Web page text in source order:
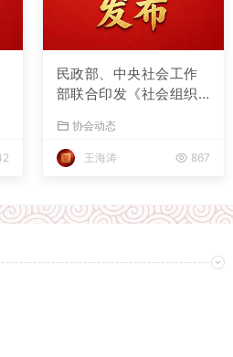
民政部、中央社会工作
部联合印发《社会组织
法》协会动态
王海涛 867